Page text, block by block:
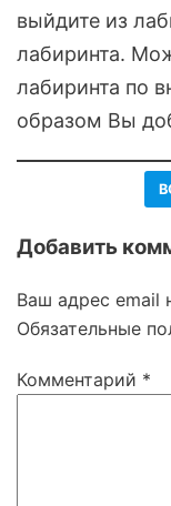
выйдите из
лабиринта.
лабиринта по
образом Вы
Добавить
Ваш адрес email
Обязательные
Комментарий *